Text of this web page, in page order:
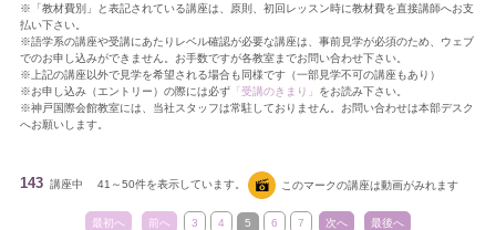
※「教材費別」と表記されている講座は、原則、初回レッスン時に教材費を直接講師へお支
払い下さい。
※語学系の講座や受講にあたりレベル確認が必要な講座は、事前見学が必須のため、ウェブ
でのお申し込みができません。お手数ですが各教室までお問い合わせ下さい。
※上記の講座以外で見学を希望される場合も同様です（一部見学不可の講座もあり）
※お申し込み（エントリー）の際には必ず「受講のきまり」 をお読み下さい。
※神戸国際会館教室には、当社スタッフは常駐しておりません。お問い合わせは本部デスク
へお願いします。
143 講座中 41～50件を表示しています。 このマークの講座は動画がみれます
最初へ 前へ 3 4 5 6 7 次へ 最後へ